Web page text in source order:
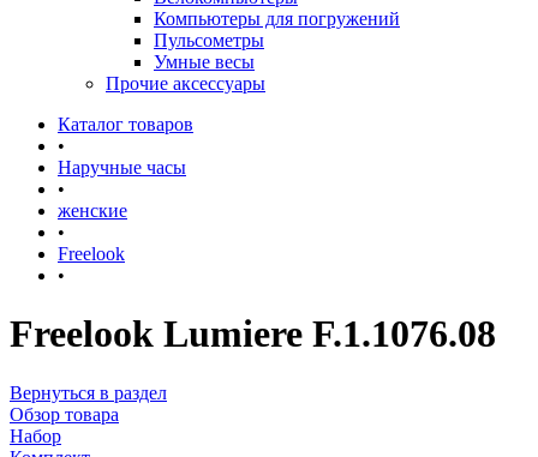
Компьютеры для погружений
Пульсометры
Умные весы
Прочие аксессуары
Каталог товаров
•
Наручные часы
•
женские
•
Freelook
•
Freelook Lumiere F.1.1076.08
Вернуться в раздел
Обзор товара
Набор